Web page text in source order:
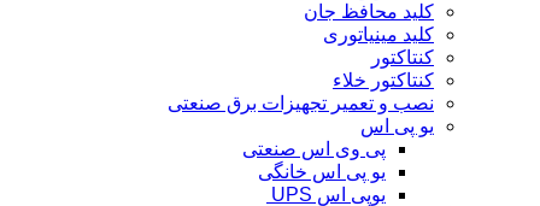
کلید محافظ جان
کلید مینیاتوری
کنتاکتور
کنتاکتور خلاء
نصب و تعمیر تجهیزات برق صنعتی
یو پی اس
پی وی اس صنعتی
یو پی اس خانگی
یوپی اس UPS